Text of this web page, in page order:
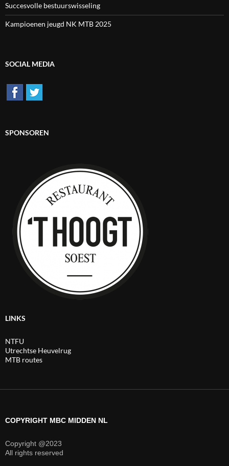
Succesvolle bestuurswisseling
Kampioenen jeugd NK MTB 2025
SOCIAL MEDIA
SPONSOREN
LINKS
NTFU
Utrechtse Heuvelrug
MTB routes
COPYRIGHT MBC MIDDEN NL
Copyright @2023
All rights reserved